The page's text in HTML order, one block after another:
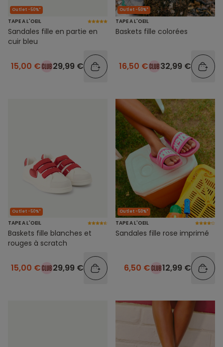
Outlet -50%*
TAPE A L'OEIL
Sandales fille en partie en
cuir bleu
15,00 € 29,99 €
Outlet -50%*
TAPE A L'OEIL
Baskets fille colorées
16,50 € 32,99 €
Outlet -50%*
TAPE A L'OEIL
Baskets fille blanches et
rouges à scratch
15,00 € 29,99 €
Outlet -50%*
TAPE A L'OEIL
Sandales fille rose imprimé
6,50 € 12,99 €